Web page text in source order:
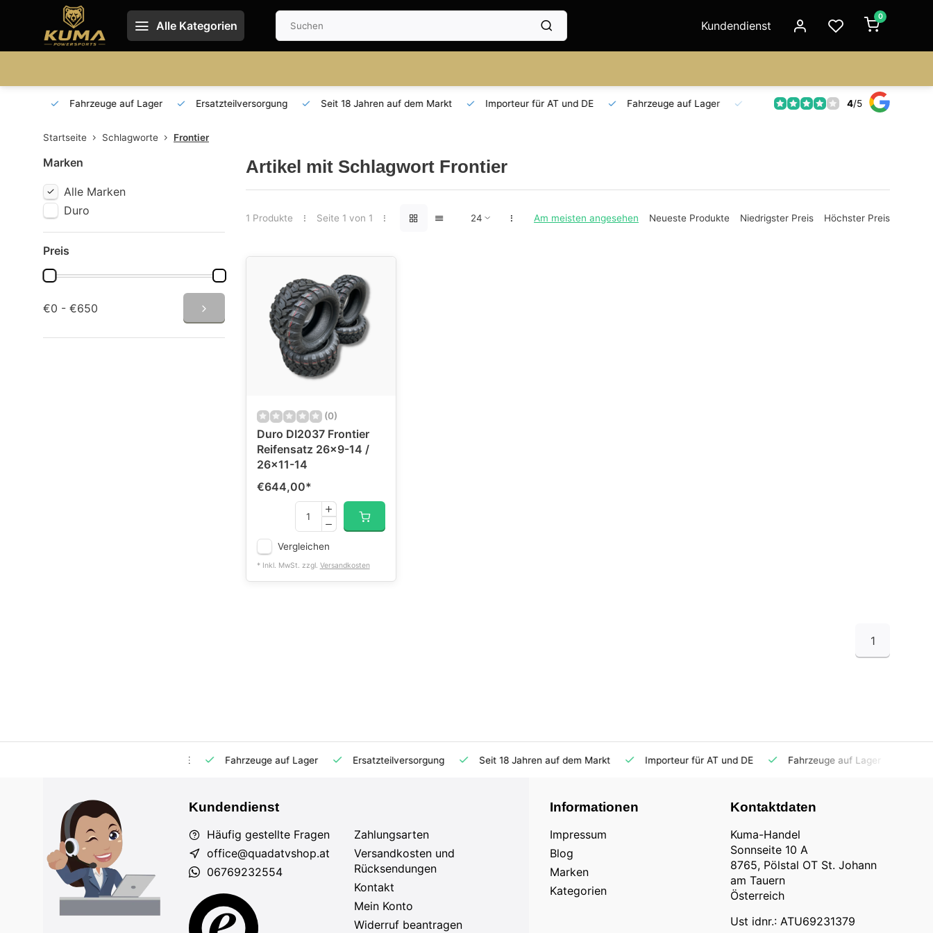
Alle Kategorien Kundendienst
0
Fahrzeuge auf Lager Ersatzteilversorgung Seit 18 Jahren auf dem Markt Importeur für AT und DE Fahrzeuge auf Lager Ersatzteilversorgung Seit 18
4/5
Startseite Schlagworte Frontier
Marken
Alle Marken
Duro
Preis
€0 - €650
Artikel mit Schlagwort Frontier
1 Produkte Seite 1 von 1 Am meisten angesehen Neueste Produkte Niedrigster Preis Höchster Preis
(0)
Duro DI2037 Frontier
Reifensatz 26x9-14 /
26x11-14
€644,00*
Vergleichen
* Inkl. MwSt. zzgl. Versandkosten
1
Fahrzeuge auf Lager Ersatzteilversorgung Seit 18 Jahren auf dem Markt Importeur für AT und DE Fahrzeuge auf Lager
Kundendienst
Häufig gestellte Fragen
office@quadatvshop.at
06769232554
Zahlungsarten
Versandkosten und
Rücksendungen
Kontakt
Mein Konto
Widerruf beantragen
Informationen
Impressum
Blog
Marken
Kategorien
Kontaktdaten
Kuma-Handel
Sonnseite 10 A
8765, Pölstal OT St. Johann
am Tauern
Österreich
Ust idnr.: ATU69231379